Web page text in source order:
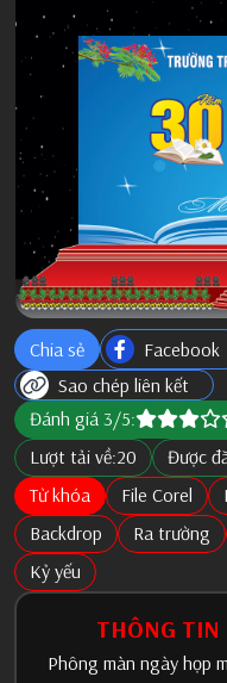
Chia sẻ Facebook
Sao chép liên kết
Đánh giá 3/5:
Lượt tải về:20 Được
Từ khóa
File Corel
Backdrop
Ra trường
Kỷ yếu
THÔNG TIN
Phông màn ngày họp